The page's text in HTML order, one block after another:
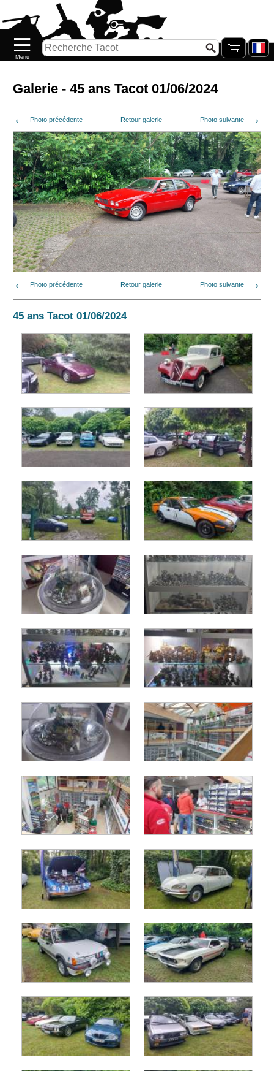
Galerie - 45 ans Tacot 01/06/2024
Photo précédente Retour galerie Photo suivante
Photo précédente Retour galerie Photo suivante
45 ans Tacot 01/06/2024
Nouveautés
Catalogue/Stock
PETITS
PRIX
Réassort
Seconde
main
Galerie